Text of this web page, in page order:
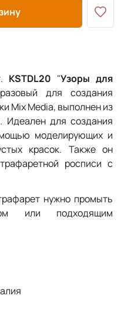
KSTDL20 "Узоры для
для создания
Mix Media, выполнен из
Идеален для создания
моделирующих и
красок. Также он
росписи с
нужно промыть
или подходящим